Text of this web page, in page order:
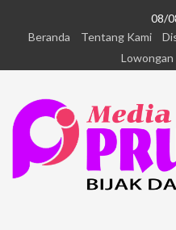
08/
Beranda
Tentang Kami
Lowongan